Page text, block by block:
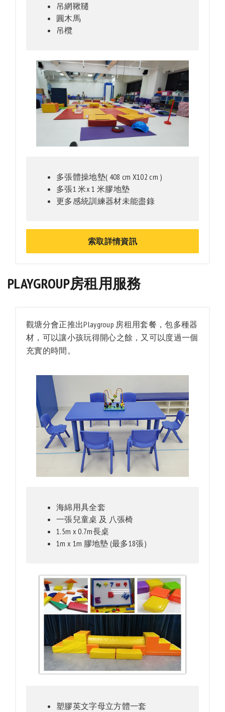
吊網鞦韆
圓木馬
吊欖
多張體操地墊( 408 cm X102 cm )
多張1 米x 1 米膠地墊
更多感統訓練器材未能盡錄
索取詳情資訊
PLAYGROUP房租用服務
觀塘分會正推出Playgroup 房租用套餐，包多種器
材，可以讓小孩玩得開心之餘，又可以度過一個
充實的時間。
海綿用具全套
一張兒童桌 及 八張椅
1.5m x 0.7m長桌
1m x 1m 膠地墊 (最多18張)
塑膠英文字母立方體一套